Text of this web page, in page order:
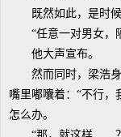
既然如此，是时候
“任意一对男女，
他大声宣布。
然而同时，梁浩身
嘴里嘟囔着：“不行，
怎么办。